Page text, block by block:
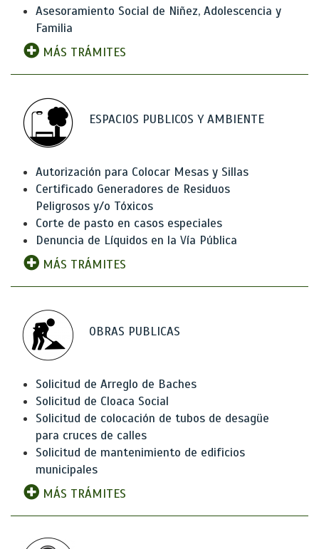
Asesoramiento Social de Niñez, Adolescencia y
Familia
MÁS TRÁMITES
ESPACIOS PUBLICOS Y AMBIENTE
Autorización para Colocar Mesas y Sillas
Certificado Generadores de Residuos
Peligrosos y/o Tóxicos
Corte de pasto en casos especiales
Denuncia de Líquidos en la Vía Pública
MÁS TRÁMITES
OBRAS PUBLICAS
Solicitud de Arreglo de Baches
Solicitud de Cloaca Social
Solicitud de colocación de tubos de desagüe
para cruces de calles
Solicitud de mantenimiento de edificios
municipales
MÁS TRÁMITES